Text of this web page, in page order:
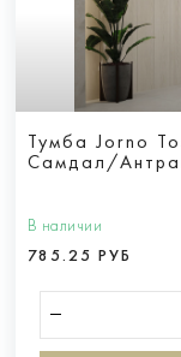
Тумба Jorno
Самдал/
В наличии
785.25 РУБ